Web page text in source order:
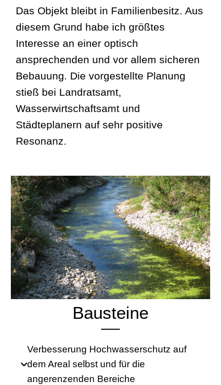
Das Objekt bleibt in Familienbesitz. Aus
diesem Grund habe ich größtes
Interesse an einer optisch
ansprechenden und vor allem sicheren
Bebauung. Die vorgestellte Planung
stieß bei Landratsamt,
Wasserwirtschaftsamt und
Städteplanern auf sehr positive
Resonanz.
Bausteine
Verbesserung Hochwasserschutz auf
dem Areal selbst und für die
angerenzenden Bereiche